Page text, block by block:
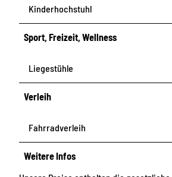
Kinderhochstuhl
Sport, Freizeit, Wellness
Liegestühle
Verleih
Fahrradverleih
Weitere Infos